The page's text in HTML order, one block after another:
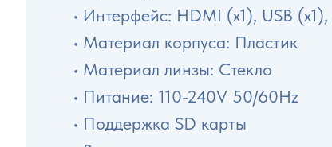
• Интерфейс: HDMI (x1), USB (x1),
• Материал корпуса: Пластик
• Материал линзы: Стекло
• Питание: 110-240V 50/60Hz
• Поддержка SD карты